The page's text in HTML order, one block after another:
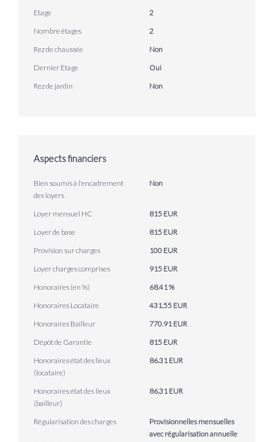
Etage
2
Nombre étages
2
Rez de chaussée
Non
Dernier Etage
Oui
Rez de jardin
Non
Aspects financiers
Bien soumis à l'encadrement
des loyers
Non
Loyer mensuel HC
815 EUR
Loyer de base
815 EUR
Provision sur charges
100 EUR
Loyer charges comprises
915 EUR
Honoraires (en %)
68.41 %
Honoraires Locataire
431.55 EUR
Honoraires Bailleur
770.91 EUR
Dépôt de Garantie
815 EUR
Honoraires état des lieux
(locataire)
86.31 EUR
Honoraires état des lieux
(bailleur)
86.31 EUR
Régularisation des charges
Provisionnelles mensuelles
avec régularisation annuelle